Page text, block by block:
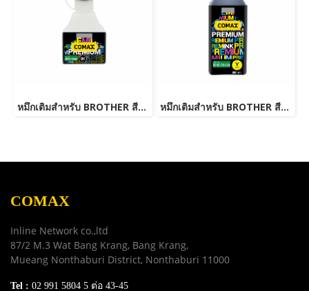
หมึกเติมสำหรับ BROTHER สีดำ 100 ml. โคแมกซ์ หมึกเติมสำหรับ BROTHER สีเหลือง 500 ml. โคแมกซ์
COMAX
Inline Network co.,ltd
87/2 M.3 Wat Bang Krang, Bang Krang,
Mueang Nonthaburi District, Nonthaburi 11000
Tel : 02 991 5804 5 ต่อ 43-45